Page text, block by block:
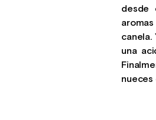
desde
canela.
una
nueces